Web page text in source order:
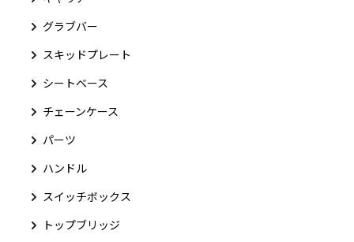
グラブバー
スキッドプレート
シートベース
チェーンケース
パーツ
ハンドル
スイッチボックス
トップブリッジ